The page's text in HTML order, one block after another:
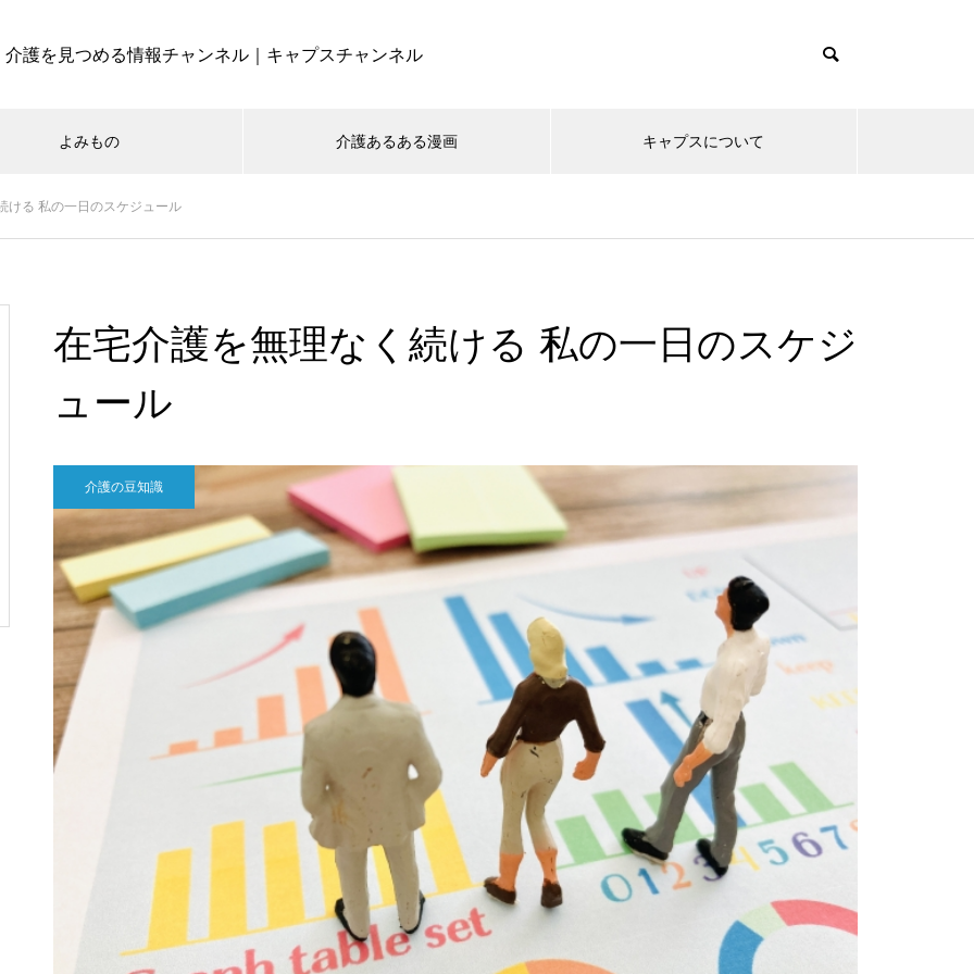
介護を見つめる情報チャンネル｜キャプスチャンネル
よみもの 介護あるある漫画 キャプスについて
ける 私の一日のスケジュール
在宅介護を無理なく続ける 私の一日のスケジ
ュール
介護の豆知識